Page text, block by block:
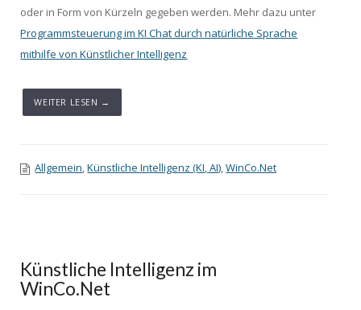
oder in Form von Kürzeln gegeben werden. Mehr dazu unter
Programmsteuerung im KI Chat durch natürliche Sprache
mithilfe von Künstlicher Intelligenz
WEITER LESEN →
Allgemein,Künstliche Intelligenz (KI, AI),WinCo.Net
Künstliche Intelligenz im
WinCo.Net